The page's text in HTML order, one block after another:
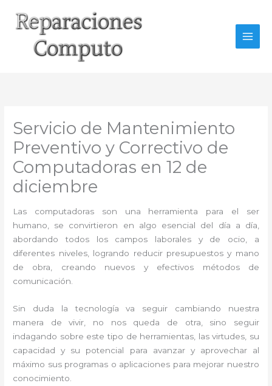
contenido
Servicio de Mantenimiento
Preventivo y Correctivo de
Computadoras en 12 de
diciembre
Las computadoras son una herramienta para el ser
humano, se convirtieron en algo esencial del día a día,
abordando todos los campos laborales y de ocio, a
diferentes niveles, logrando reducir presupuestos y mano
de obra, creando nuevos y efectivos métodos de
comunicación.
Sin duda la tecnología va seguir cambiando nuestra
manera de vivir, no nos queda de otra, sino seguir
indagando sobre este tipo de herramientas, las virtudes, su
capacidad y su potencial para avanzar y aprovechar al
máximo sus programas o aplicaciones para mejorar nuestro
conocimiento.